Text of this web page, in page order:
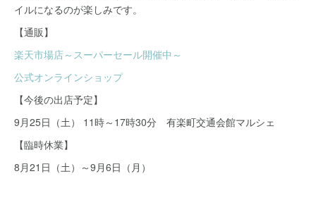
イルになるのが楽しみです。
【通販】
楽天市場店～スーパーセール開催中～
公式オンラインショップ
【今後の出店予定】
9月25日（土） 11時～17時30分 有楽町交通会館マルシェ
【臨時休業】
8月21日（土）～9月6日（月）